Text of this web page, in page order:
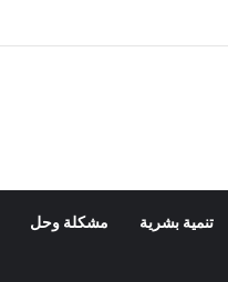
تنمية بشرية مشكلة وحل